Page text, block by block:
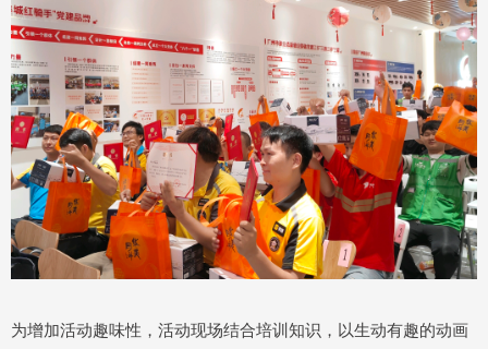
为增加活动趣味性，活动现场结合培训知识，以生动有趣的动画